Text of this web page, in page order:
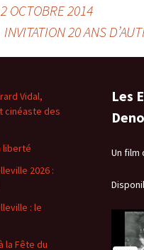
OCTOBRE 2014
INVITATION 20 ANS
Vidal,
cinéaste des
liberté
2026 :
: le
la Fête du
Les
Un film